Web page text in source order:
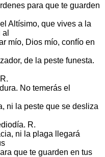
para que te guarden
Altísimo, que vives a la
mío, Dios mío, confío en
de la peste funesta.
No temerás el
ni la peste que se desliza
R.
ni la plaga llegará
que te guarden en tus